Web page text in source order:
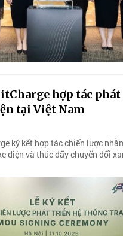
hợp tác
tại Việt Nam
ký kết hợp tác chiến lược
điện và thúc đẩy chuyển đổi